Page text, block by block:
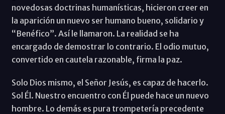
novedosas doctrinas humanísticas, hicieron creer en
la aparición un nuevo ser humano bueno, solidario y
“Benéfico”. Así le llamaron. La realidad se ha
encargado de demostrar lo contrario. El odio mutuo,
convertido en cautela razonable, firma la paz.
Solo Dios mismo, el Señor Jesús, es capaz de hacerlo.
Sol Él. Nuestro encuentro con Él puede hace un nuevo
hombre. Lo demás es pura trompetería precedente